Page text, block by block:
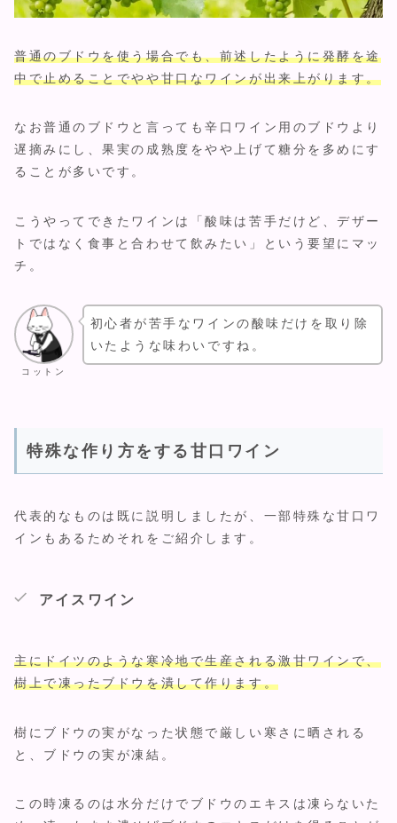
普通のブドウを使う場合でも、前述したように発酵を途
中で止めることでやや甘口なワインが出来上がります。
なお普通のブドウと言っても辛口ワイン用のブドウより
遅摘みにし、果実の成熟度をやや上げて糖分を多めにす
ることが多いです。
こうやってできたワインは「酸味は苦手だけど、デザー
トではなく食事と合わせて飲みたい」という要望にマッ
チ。
コットン
初心者が苦手なワインの酸味だけを取り除
いたような味わいですね。
特殊な作り方をする甘口ワイン
代表的なものは既に説明しましたが、一部特殊な甘口ワ
インもあるためそれをご紹介します。
アイスワイン
主にドイツのような寒冷地で生産される激甘ワインで、
樹上で凍ったブドウを潰して作ります。
樹にブドウの実がなった状態で厳しい寒さに晒される
と、ブドウの実が凍結。
この時凍るのは水分だけでブドウのエキスは凍らないた